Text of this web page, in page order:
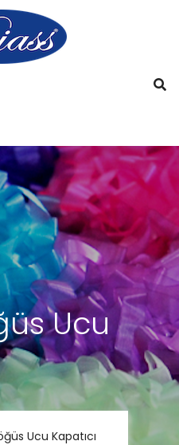
Ucu
Ucu Kapatıcı